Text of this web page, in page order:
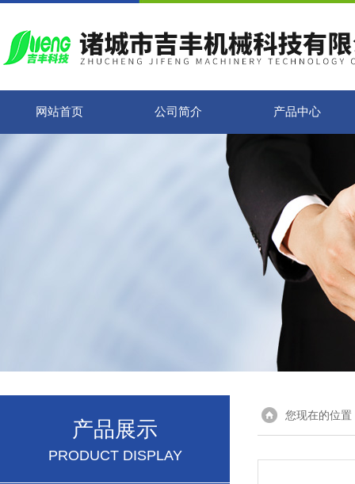
网站首页 公司简介 产品中心
产品展示
PRODUCT DISPLAY
您现在的位置